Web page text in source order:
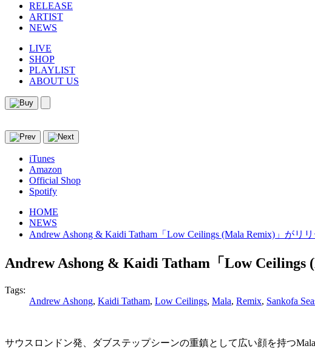
RELEASE
ARTIST
NEWS
LIVE
SHOP
PLAYLIST
ABOUT US
iTunes
Amazon
Official Shop
Spotify
HOME
NEWS
Andrew Ashong & Kaidi Tatham「Low Ceilings (Mala Remix)」がリリ
Andrew Ashong & Kaidi Tatham「Low Ceilings
Tags:
Andrew Ashong, Kaidi Tatham, Low Ceilings, Mala, Remix, Sankofa
サウスロンドン発、ダブステップシーンの重鎮として広い顔を持つ